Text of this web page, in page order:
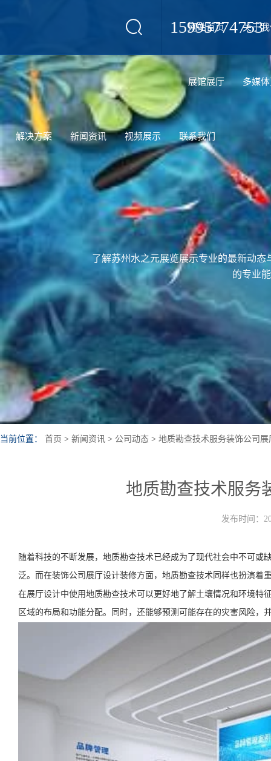
15995774753
网站首页 关于
展馆展厅 多媒
解决方案 新闻资讯 视频展示 联系我们
了解苏州水之元展览展示专业的最新动
的专业
当前位置： 首页 > 新闻资讯 > 公司动态 > 地质勘查技术服务装饰公司展
地质勘查技术服务
发布时间：
随着科技的不断发展，地质勘查技术已经成为了现代社会中不可
泛。而在装饰公司展厅设计装修方面，地质勘查技术同样也扮演着
在展厅设计中使用地质勘查技术可以更好地了解土壤情况和环境
区域的布局和功能分配。同时，还能够预测可能存在的灾害风险，